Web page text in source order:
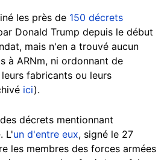
les près de 150 décrets
Donald Trump depuis le début
mais n'en a trouvé aucun
à ARNm, ni ordonnant de
fabricants ou leurs
ici).
décrets mentionnant
L'un d'entre eux, signé le 27
les membres des forces armées